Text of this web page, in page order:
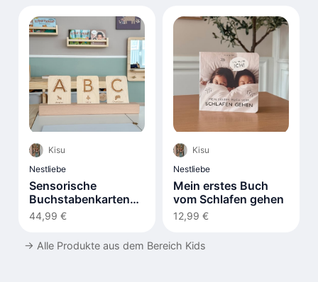
Kisu
Nestliebe
Sensorische
Buchstabenkarten
LIV
44,99 €
Kisu
Nestliebe
Mein erstes Buch
vom Schlafen gehen
12,99 €
→ Alle Produkte aus dem Bereich Kids